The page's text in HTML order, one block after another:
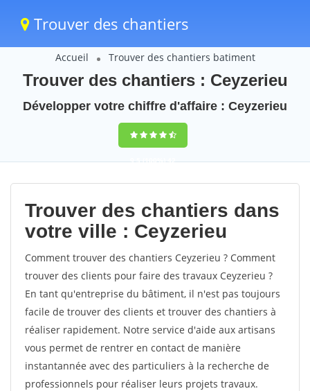
Trouver des chantiers
Accueil Trouver des chantiers batiment
Trouver des chantiers : Ceyzerieu
Développer votre chiffre d'affaire : Ceyzerieu
9,5(100%)42
votes
Trouver des chantiers dans
votre ville : Ceyzerieu
Comment trouver des chantiers Ceyzerieu ? Comment
trouver des clients pour faire des travaux Ceyzerieu ?
En tant qu'entreprise du bâtiment, il n'est pas toujours
facile de trouver des clients et trouver des chantiers à
réaliser rapidement. Notre service d'aide aux artisans
vous permet de rentrer en contact de manière
instantannée avec des particuliers à la recherche de
professionnels pour réaliser leurs projets travaux.